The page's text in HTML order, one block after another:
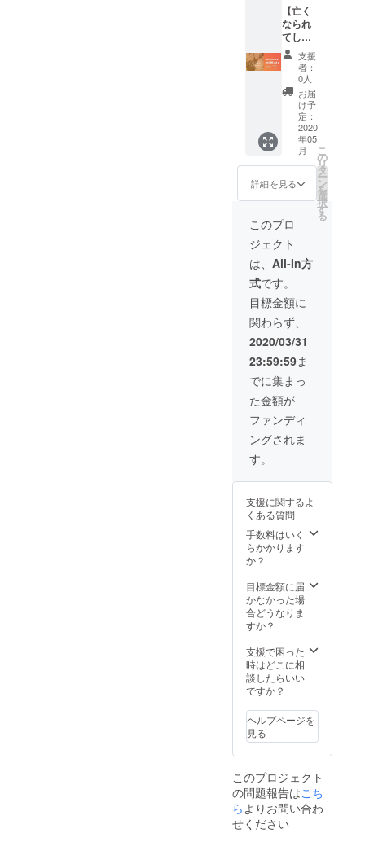
ければ幸い
です。
そして我々
は、さらな
る音声技術
の可能性を
追究し、
革命的な技
術を世の中
に届けるこ
とにより、
貢献してい
きます。
プロ
モー
ション
ビデオ
に出演
できる
権利と
共に、
制作
後、メ
イキン
グ映像
を含め
た動画
しま
現在、
発声す
ること
が困難
な方を
対象と
してお
りま
音声復
元に
は、過
去の音
声デー
タが必
要とな
記２つ
に該当
する方
のみの
ご支援
を受付
す。 ま
た、実
際に一
たた
め、で
きれば
関東圏
のご応
募をお
待ちし
ており
亡くな
られて
しまっ
た方の
音声
データ
があれ
ば、 そ
の方の
声を復
元し、
会話を
するこ
とが可
支援を
頂ける
方に
は、 弊
社技術
をご提
供の
上、 ド
キュメ
ンタ
リー風
プロ
モー
ション
ビデオ
に出演
できる
権利と
後、メ
イキン
グ映像
を含め
た動画
をお渡
す。 ※
亡くな
られて
復元を
した
い！と
いう方
とさせ
て頂き
ます。
※音声復
は、ご
存命中
の音声
データ
が必要
【亡く
なられ
てし
まった
方の音
声の復
元をし
い！】
技術Ｌ
Ｐ：
https://
preview
.studio.
design/l
ive/xN
WY5kl
WlB/on
es_voic
e 既に
亡くな
られて
しまっ
た方の
音声
データ
があれ
ば、 そ
の方の
声を復
元し、
会話を
するこ
とが可
支援を
方に
は、 弊
社技術
をご提
供の
キュメ
ンタ
リー風
プロ
ション
ビデオ
に出演
できる
共に、
制作
後、メ
イキン
を含め
た動画
をお渡
しいた
しま
支援
者：
0人
お届
け予
定：
2020
年05
月
詳細を見る
こ
の
リ
タ
ー
ン
を
選
択
す
る
このプロ
ジェクト
は、 All-In方
式です。
目標金額に
関わらず、
2020/03/31
23:59:59ま
でに集まっ
た金額が
ファンディ
ングされま
す。
支援に関するよ
くある質問
手数料はいく
らかかります
か？
目標金額に届
かなかった場
合どうなりま
すか？
支援で困った
時はどこに相
談したらいい
ですか？
ヘルプページを
見る
このプロジェクト
の問題報告はこち
らよりお問い合わ
せください